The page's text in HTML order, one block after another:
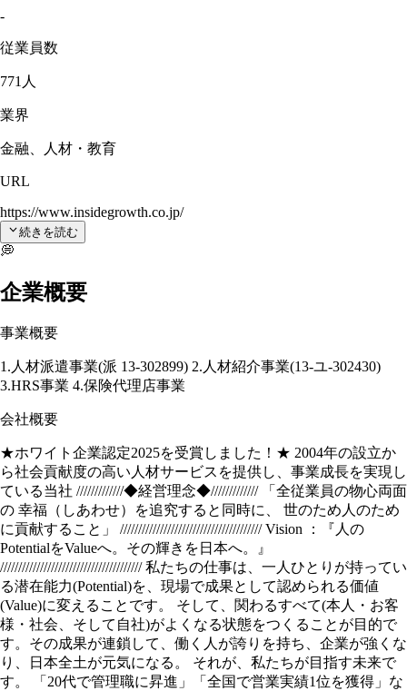
-
従業員数
771人
業界
金融、人材・教育
URL
https://www.insidegrowth.co.jp/
続きを読む
💭
企業概要
事業概要
1.人材派遣事業(派 13-302899) 2.人材紹介事業(13-ユ-302430)
3.HRS事業 4.保険代理店事業
会社概要
★ホワイト企業認定2025を受賞しました！★ 2004年の設立か
ら社会貢献度の高い人材サービスを提供し、事業成長を実現し
ている当社 /////////////◆経営理念◆///////////// 「全従業員の物心両面
の 幸福（しあわせ）を追究すると同時に、 世のため人のため
に貢献すること」 /////////////////////////////////////// Vision ：『人の
PotentialをValueへ。その輝きを日本へ。』
/////////////////////////////////////// 私たちの仕事は、一人ひとりが持ってい
る潜在能力(Potential)を、現場で成果として認められる価値
(Value)に変えることです。 そして、関わるすべて(本人・お客
様・社会、そして自社)がよくなる状態をつくることが目的で
す。その成果が連鎖して、働く人が誇りを持ち、企業が強くな
り、日本全土が元気になる。 それが、私たちが目指す未来で
す。 「20代で管理職に昇進」「全国で営業実績1位を獲得」な